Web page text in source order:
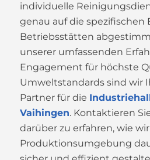
individuelle
genau auf die spezifischen
Betriebsstätten
unserer umfassenden
Engagement für höchste
Umweltstandards sind wir
Partner für die
Vaihingen. Kontaktieren
darüber zu erfahren, wie
Produktionsumgebung